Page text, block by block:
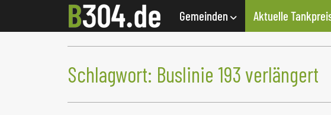
Gemeinden Aktuelle
Schlagwort: Buslinie 193 verlängert